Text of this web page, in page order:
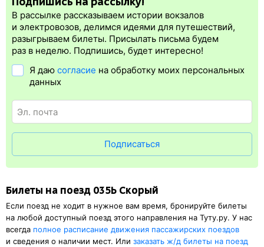
электронная регистрация.
Электронная регистрацияпроизводитсясразупосле оплаты
билета.Электронная регистрация— это опция, которая
упрощает жизнь пассажиру. Её преимущество в том, что
бланке. Электронная регистрациядоступна почти для всех
заказов,исключение составляют поезда
личности, указанный в электронном жд билете. А в случае
посадочного купона.
В рассылке рассказываем истории вокзалов
и электровозов, делимся идеями для путешествий,
разыгрываем билеты. Присылать письма будем
раз в неделю. Подпишись, будет интересно!
Я даю согласие на обработку моих персональных
данных
Подписаться
Билеты на поезд 035Ь Скорый
Если поезд не ходит в нужное вам время, бронируйте билеты
на любой доступный поезд этого направления на Туту.ру. У нас
всегда полное расписание движения пассажирских поездов
и сведения о наличии мест. Или заказать ж/д билеты на поезд